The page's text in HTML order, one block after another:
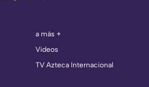
a más +
Videos
TV Azteca Internacional